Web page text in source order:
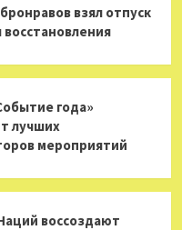
взял отпуск
восстановления
года»
лучших
мероприятий
воссоздают